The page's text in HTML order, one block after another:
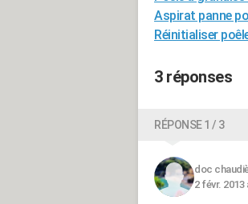
Aspirat panne
Réinitialiser
3 réponses
RÉPONSE 1 / 3
doc
2 févr. 2013